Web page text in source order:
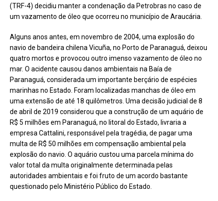
(TRF-4) decidiu manter a condenação da Petrobras no caso de
um vazamento de óleo que ocorreu no município de Araucária.
Alguns anos antes, em novembro de 2004, uma explosão do
navio de bandeira chilena Vicuña, no Porto de Paranaguá, deixou
quatro mortos e provocou outro imenso vazamento de óleo no
mar. O acidente causou danos ambientais na Baía de
Paranaguá, considerada um importante berçário de espécies
marinhas no Estado. Foram localizadas manchas de óleo em
uma extensão de até 18 quilômetros. Uma decisão judicial de 8
de abril de 2019 considerou que a construção de um aquário de
R$ 5 milhões em Paranaguá, no litoral do Estado, livraria a
empresa Cattalini, responsável pela tragédia, de pagar uma
multa de R$ 50 milhões em compensação ambiental pela
explosão do navio. O aquário custou uma parcela mínima do
valor total da multa originalmente determinada pelas
autoridades ambientais e foi fruto de um acordo bastante
questionado pelo Ministério Público do Estado.